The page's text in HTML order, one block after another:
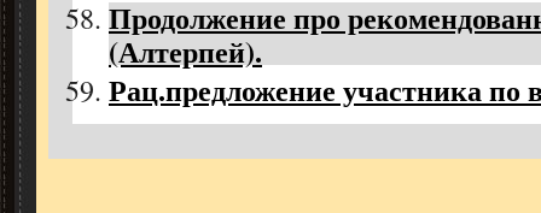
Продолжение про
(Алтерпей).
Рац.предложение участника по